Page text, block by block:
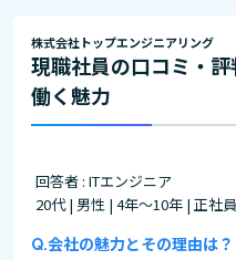
株式会社トップエンジニアリング
現職社員の口コミ・評
働く魅力
回答者 : ITエンジニア
20代 | 男性 | 4年～10年 | 正社員
会社の魅力とその理由は？